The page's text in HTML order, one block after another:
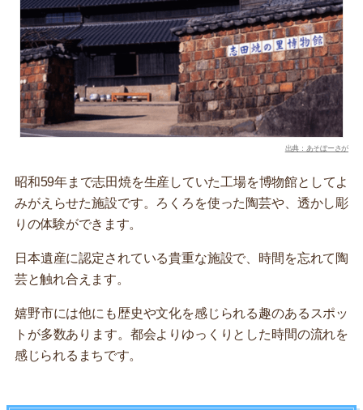
出典：あそぼーさが
昭和59年まで志田焼を生産していた工場を博物館としてよ
みがえらせた施設です。ろくろを使った陶芸や、透かし彫
りの体験ができます。
日本遺産に認定されている貴重な施設で、時間を忘れて陶
芸と触れ合えます。
嬉野市には他にも歴史や文化を感じられる趣のあるスポッ
トが多数あります。都会よりゆっくりとした時間の流れを
感じられるまちです。